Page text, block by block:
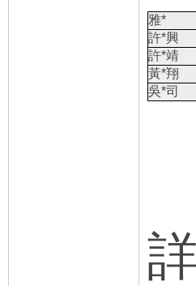
雅*
許*興
許*靖
黃*翔
吳*司